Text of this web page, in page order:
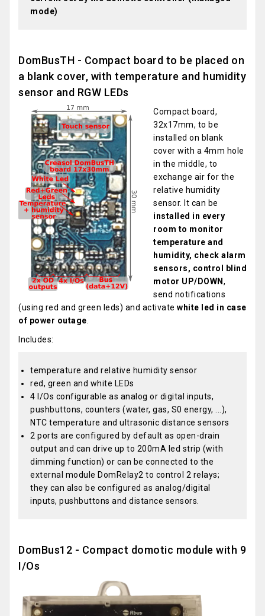
mode)
DomBusTH - Compact board to be placed on
a blank cover, with temperature and humidity
sensor and RGW LEDs
Compact board,
32x17mm, to be
installed on blank
cover with a 4mm hole
in the middle, to
exchange air for the
relative humidity
sensor. It can be
installed in every
room to monitor
temperature and
humidity, check alarm
sensors, control blind
motor UP/DOWN ,
send notifications
(using red and green leds) and activate white led in case
of power outage
Includes:
temperature and relative humidity sensor
red, green and white LEDs
4 I/Os configurable as analog or digital inputs,
pushbuttons, counters (water, gas, S0 energy, ...),
NTC temperature and ultrasonic distance sensors
2 ports are configured by default as open-drain
output and can drive up to 200mA led strip (with
dimming function) or can be connected to the
external module DomRelay2 to control 2 relays;
they can also be configured as analog/digital
inputs, pushbuttons and distance sensors.
DomBus12 - Compact domotic module with 9
I/Os